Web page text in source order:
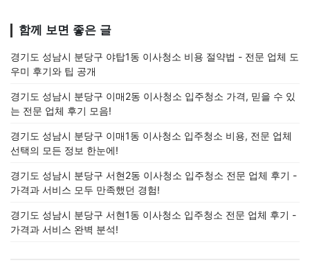
함께 보면 좋은 글
경기도 성남시 분당구 야탑1동 이사청소 비용 절약법 - 전문 업체 도
우미 후기와 팁 공개
경기도 성남시 분당구 이매2동 이사청소 입주청소 가격, 믿을 수 있
는 전문 업체 후기 모음!
경기도 성남시 분당구 이매1동 이사청소 입주청소 비용, 전문 업체
선택의 모든 정보 한눈에!
경기도 성남시 분당구 서현2동 이사청소 입주청소 전문 업체 후기 -
가격과 서비스 모두 만족했던 경험!
경기도 성남시 분당구 서현1동 이사청소 입주청소 전문 업체 후기 -
가격과 서비스 완벽 분석!